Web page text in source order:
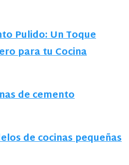
Pulido: Un Toque
para tu Cocina
de cemento
de cocinas pequeñas